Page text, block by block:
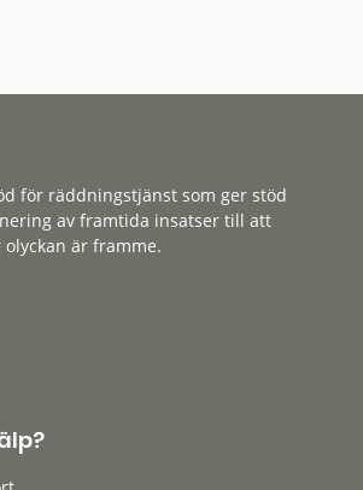
för räddningstjänst som ger stöd
av framtida insatser till att
är framme.